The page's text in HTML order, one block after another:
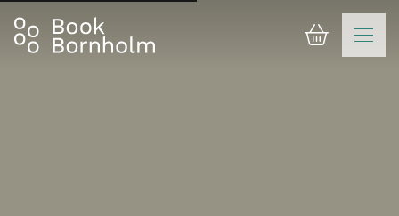
Varukorg